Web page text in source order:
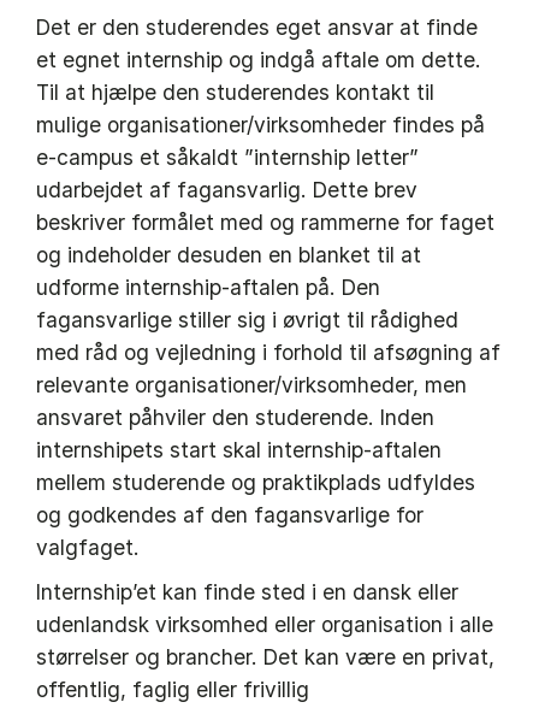
Det er den studerendes eget ansvar at finde
et egnet internship og indgå aftale om dette.
Til at hjælpe den studerendes kontakt til
mulige organisationer/virksomheder findes på
e-campus et såkaldt ”internship letter”
udarbejdet af fagansvarlig. Dette brev
beskriver formålet med og rammerne for faget
og indeholder desuden en blanket til at
udforme internship-aftalen på. Den
fagansvarlige stiller sig i øvrigt til rådighed
med råd og vejledning i forhold til afsøgning af
relevante organisationer/virksomheder, men
ansvaret påhviler den studerende. Inden
internshipets start skal internship-aftalen
mellem studerende og praktikplads udfyldes
og godkendes af den fagansvarlige for
valgfaget.
Internship’et kan finde sted i en dansk eller
udenlandsk virksomhed eller organisation i alle
størrelser og brancher. Det kan være en privat,
offentlig, faglig eller frivillig